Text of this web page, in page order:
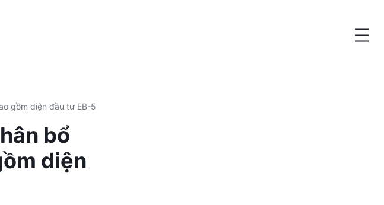
gồm diện đầu tư EB-5
bổ
diện